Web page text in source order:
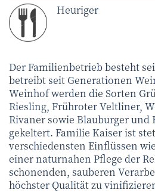
Heuriger
Der Familienbetrieb besteht
betreibt seit Generationen
Weinhof werden die Sorten
Riesling, Frühroter Veltliner,
Rivaner sowie Blauburger und
gekeltert. Familie Kaiser ist
verschiedensten Einflüssen
einer naturnahen Pflege der
schonenden, sauberen
höchster Qualität zu